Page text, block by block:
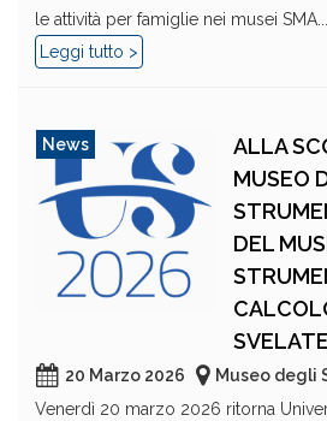
le attività per famiglie nei musei SMA...
Leggi tutto >
News
ALLA
MUSEO
DEL
20 Marzo 2026
Museo degli
Venerdì 20 marzo 2026 ritorna